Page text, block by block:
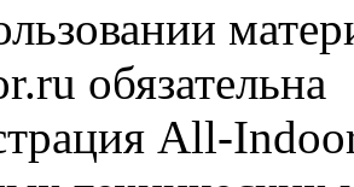
обязательна
All-